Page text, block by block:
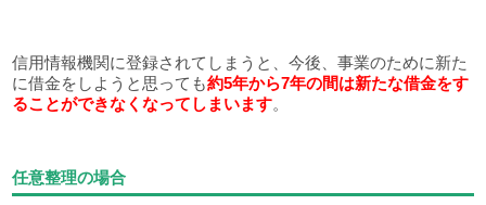
信用情報機関に登録されてしまうと、今後、事業のために新た
に借金をしようと思っても約5年から7年の間は新たな借金をす
ることができなくなってしまいます。
任意整理の場合